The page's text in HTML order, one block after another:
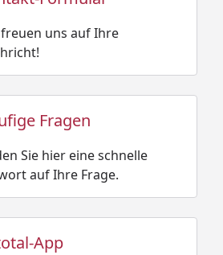
uns auf Ihre
Fragen
Sie hier eine schnelle
auf Ihre Frage.
App